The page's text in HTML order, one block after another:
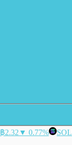
฿2.32 ▼ 0.77% SOL